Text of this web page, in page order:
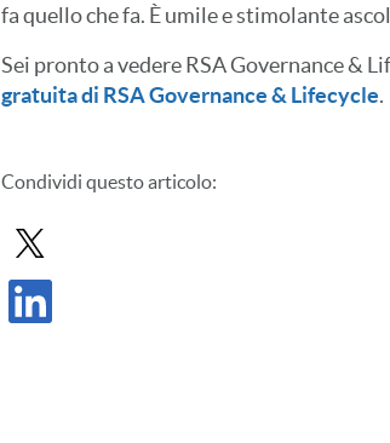
fa quello che fa. È umile e stimolante
Sei pronto a vedere RSA Governance &
gratuita di RSA Governance & Lifecycle.
Condividi questo articolo:
Condividi il post in X